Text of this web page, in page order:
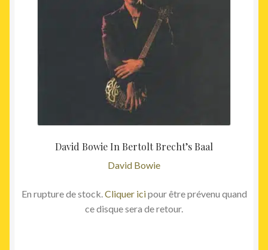
David Bowie In Bertolt Brecht’s Baal
David Bowie
En rupture de stock. Cliquer icipour être prévenu quand
ce disque sera de retour.